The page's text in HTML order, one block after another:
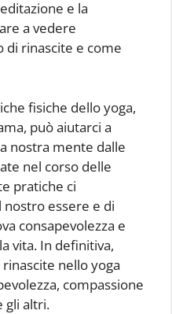
e la
a vedere
di rinascite e come
fisiche dello yoga,
può aiutarci a
nostra mente dalle
nel corso delle
pratiche ci
essere e di
consapevolezza e
vita. In definitiva,
nello yoga
compassione
gli altri.